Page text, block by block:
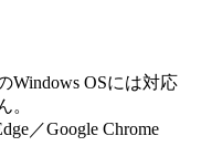
Windows OSには対応
。
／Google Chrome